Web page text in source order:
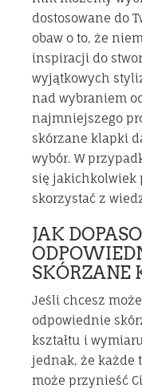
dostosowane do
obaw o to, że
inspiracji do
wyjątkowych
nad wybraniem
najmniejszego
skórzane klapki
wybór. W
się jakichkolwiek
skorzystać z
JAK
SKÓRZANE
Jeśli chcesz
odpowiednie
kształtu i
jednak, że każde
może przynieść